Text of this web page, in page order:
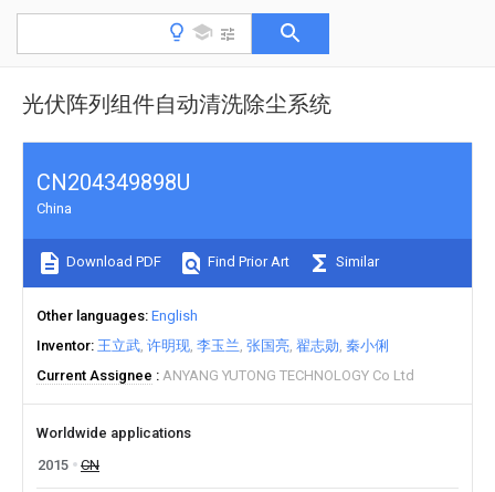
光伏阵列组件自动清洗除尘系统
CN204349898U
China
Download PDF Find Prior Art Similar
Other languages English
Inventor 王立武 许明现 李玉兰 张国亮 翟志勋 秦小俐
Current Assignee
ANYANG YUTONG TECHNOLOGY Co Ltd
Worldwide applications
2015
CN